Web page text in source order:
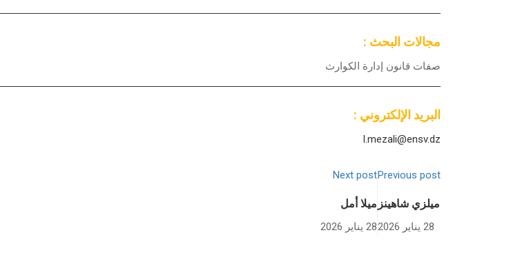
مجالات البحث :
صفات قانون إدارة الكوارث
البريد الإلكتروني :
l.mezali@ensv.dz
Previous post
ميلزي شاهينز
28 يناير 2026
Next post
ميلا أمل
28 يناير 2026